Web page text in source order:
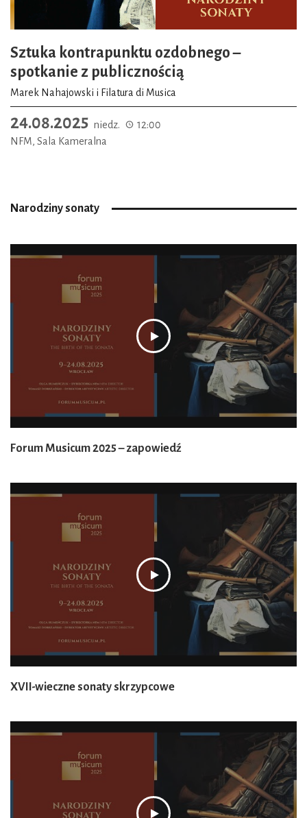
Sztuka kontrapunktu ozdobnego –
spotkanie z publicznością
Marek Nahajowski i Filatura di Musica
24.08.2025 niedz.
12:00
NFM, Sala Kameralna
Narodziny sonaty
Forum Musicum 2025 – zapowiedź
XVII-wieczne sonaty skrzypcowe